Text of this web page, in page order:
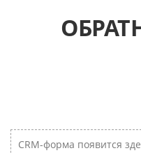
CRM-форма появится